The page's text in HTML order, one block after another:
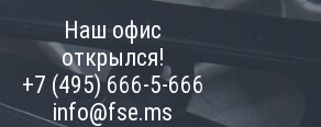
Наш офис
открылся!
+7 (495) 666-5-666
info@fse.ms